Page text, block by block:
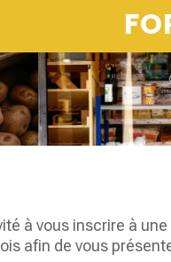
à vous inscrire à
afin de vous